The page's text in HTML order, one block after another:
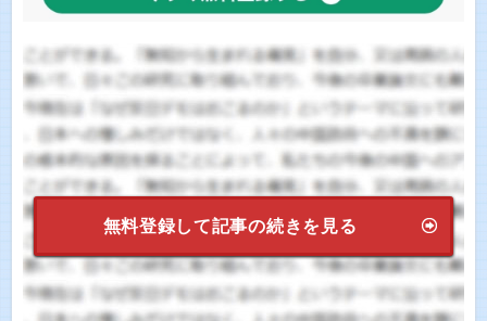
無料登録して記事の続きを見る